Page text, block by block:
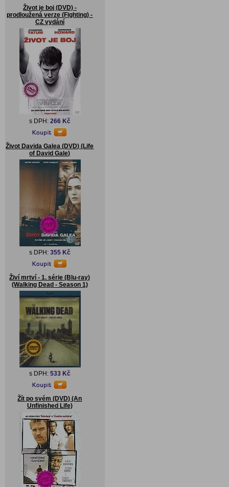
Život je boj (DVD) -
prodloužená verze (Fighting) -
CZ vydání
s DPH: 266 Kč
Život Davida Galea (DVD) (Life
of David Gale)
s DPH: 355 Kč
Živí mrtví - 1. série (Blu-ray)
(Walking Dead - Season 1)
s DPH: 533 Kč
Žít po svém (DVD) (An
Unfinished Life)